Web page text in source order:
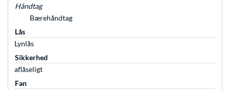
Håndtag
Bærehåndtag
Lås
Lynlås
Sikkerhed
aflåseligt
Fan